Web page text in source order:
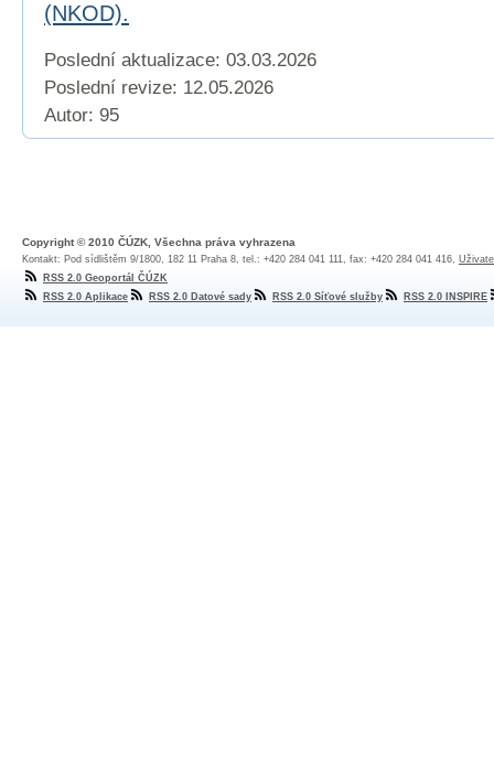
(NKOD).
Poslední aktualizace: 03.03.2026
Poslední revize: 12.05.2026
Autor: 95
Copyright © 2010 ČÚZK, Všechna práva vyhrazena
Kontakt: Pod sídlištěm 9/1800, 182 11 Praha 8, tel.: +420 284 041 111, fax: +420 284 041 416,
RSS 2.0 Geoportál ČÚZK
RSS 2.0 Aplikace
RSS 2.0 Datové sady RSS 2.0 Síťové služby RSS 2.0 INSPIRE